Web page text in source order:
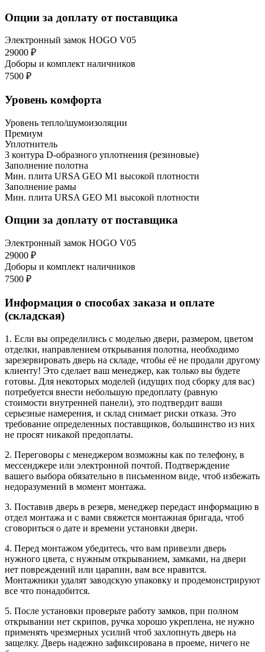
Опции за доплату от поставщика
Электронный замок HOGO V05
29000 ₽
Доборы и комплект наличников
7500 ₽
Уровень комфорта
Уровень тепло/шумоизоляции
Премиум
Уплотнитель
3 контура D-образного уплотнения (резиновые)
Заполнение полотна
Мин. плита URSA GEO М1 высокой плотности
Заполнение рамы
Мин. плита URSA GEO М1 высокой плотности
Опции за доплату от поставщика
Электронный замок HOGO V05
29000 ₽
Доборы и комплект наличников
7500 ₽
Информация о способах заказа и оплате
(складская)
1. Если вы определились с моделью двери, размером, цветом
отделки, направлением открывания полотна, необходимо
зарезервировать дверь на складе, чтобы её не продали другому
клиенту! Это сделает ваш менеджер, как только вы будете
готовы. Для некоторых моделей (идущих под сборку для вас)
потребуется внести небольшую предоплату (равную
стоимости внутренней панели), это подтвердит ваши
серьезные намерения, и склад снимает риски отказа. Это
требование определенных поставщиков, большинство из них
не просят никакой предоплаты.
2. Переговоры с менеджером возможны как по телефону, в
мессенджере или электронной почтой. Подтверждение
вашего выбора обязательно в письменном виде, чтоб избежать
недоразумений в момент монтажа.
3. Поставив дверь в резерв, менеджер передаст информацию в
отдел монтажа и с вами свяжется монтажная бригада, чтоб
сговориться о дате и времени установки двери.
4. Перед монтажом убедитесь, что вам привезли дверь
нужного цвета, с нужным открыванием, замками, на двери
нет повреждений или царапин, вам все нравится.
Монтажники удалят заводскую упаковку и продемонстрируют
все что понадобится.
5. После установки проверьте работу замков, при полном
открывании нет скрипов, ручка хорошо укреплена, не нужно
применять чрезмерных усилий чтоб захлопнуть дверь на
защелку. Дверь надежно зафиксирована в проеме, ничего не